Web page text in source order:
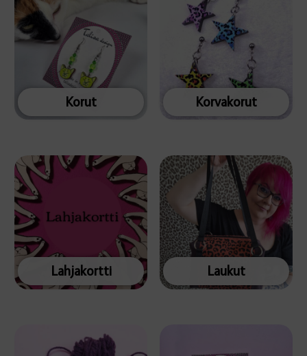
Korut Korvakorut
Lahjakortti Laukut